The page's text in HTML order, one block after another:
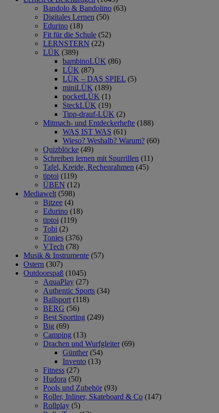
Bandolo & Bandolino (63)
Digitales Lernen (50)
Edurino (18)
Fit für die Schule (52)
LERNSTERN (22)
LÜK (389)
bambinoLÜK (86)
LÜK (87)
LÜK – DAS SPIEL (5)
miniLÜK (189)
pocketLÜK (1)
SteckLÜK (19)
Tipp-drauf-LÜK (2)
Mitmach- und Entdeckerhefte (188)
WAS IST WAS (61)
Wieso? Weshalb? Warum? (60)
Quizblöcke (49)
Schreiben lernen mit Spurrillen (11)
Tafel, Kreide, Rechenrahmen (45)
tiptoi (119)
ÜBEN (12)
Mediawelt (598)
Bitzee (4)
Edurino (18)
tiptoi (119)
Tobi (2)
Tonies (376)
VTech (78)
Musik & Instrumente (57)
Ostern (307)
Outdoorspaß (1045)
AquaPlay (27)
Authentic Sports (34)
Ballsport (118)
BERG (56)
Best Sporting (249)
Big (69)
Camping (13)
Drachen und Wurfgleiter (69)
Günther (54)
Invento (13)
Fitness (27)
Hudora (50)
Pools und Zubehör (93)
Roller, Inliner, Skateboard & Co (147)
Rollplay (5)